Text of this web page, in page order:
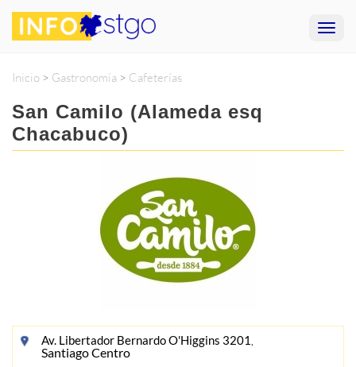
Inicio > Gastronomía > Cafeterías
San Camilo (Alameda esq
Chacabuco)
Av. Libertador Bernardo O'Higgins 3201 ,
Santiago Centro